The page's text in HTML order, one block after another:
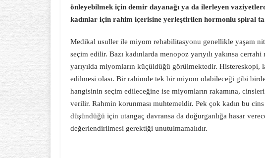
önleyebilmek için demir dayanağı ya da ilerleyen
kadınlar için rahim içerisine yerleştirilen hormonlu spiral
Medikal usuller ile miyom rehabilitasyonu genellikle yaşam
seçim edilir. Bazı kadınlarda menopoz yarıyılı yakınsa
yarıyılda miyomların küçüldüğü görülmektedir.
edilmesi olası. Bir rahimde tek bir miyom olabileceği gibi
hangisinin seçim edileceğine ise miyomların rakamına,
verilir. Rahmin korunması muhtemeldir. Pek çok kadın bu
düşündüğü için utangaç davransa da doğurganlığa hasar
değerlendirilmesi gerektiği unutulmamalıdır.